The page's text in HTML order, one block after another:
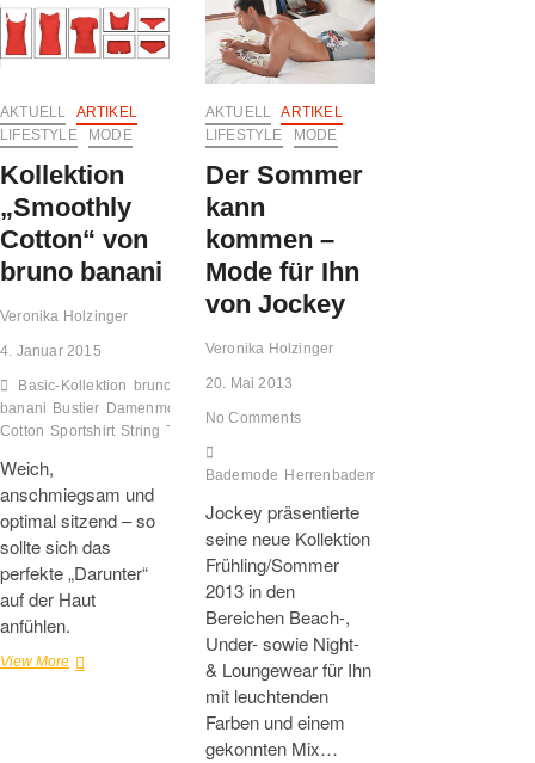
Lockdown
und
kommenden
Linien
von
Wolford
AKTUELL
ARTIKEL
LIFESTYLE
MODE
Kollektion
„Smoothly
Cotton“ von
bruno banani
Veronika Holzinger
4. Januar 2015
Basic-Kollektion
bruno
banani Bustier Damenmode Damenunterwäsche
Cotton Sportshirt String Trägershirt
Weich,
anschmiegsam und
optimal sitzend – so
sollte sich das
perfekte „Darunter“
auf der Haut
anfühlen.
View MoreKollektion
AKTUELL
ARTIKEL
LIFESTYLE
MODE
Der Sommer
kann
kommen –
Mode für Ihn
von Jockey
Veronika Holzinger
20. Mai 2013
No Comments
Bademode Herrenbademoden
Jockey präsentierte
seine neue Kollektion
Frühling/Sommer
2013 in den
Bereichen Beach-,
Under- sowie Night-
& Loungewear für Ihn
mit leuchtenden
Farben und einem
gekonnten Mix…